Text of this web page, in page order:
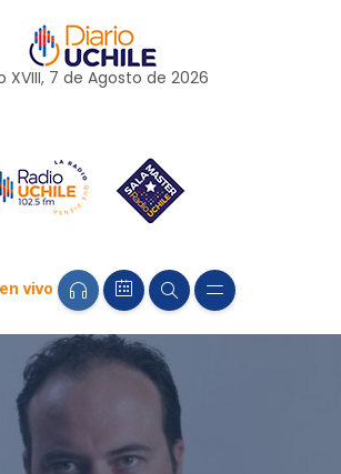
XVIII, 7 de Agosto de 2026
vivo